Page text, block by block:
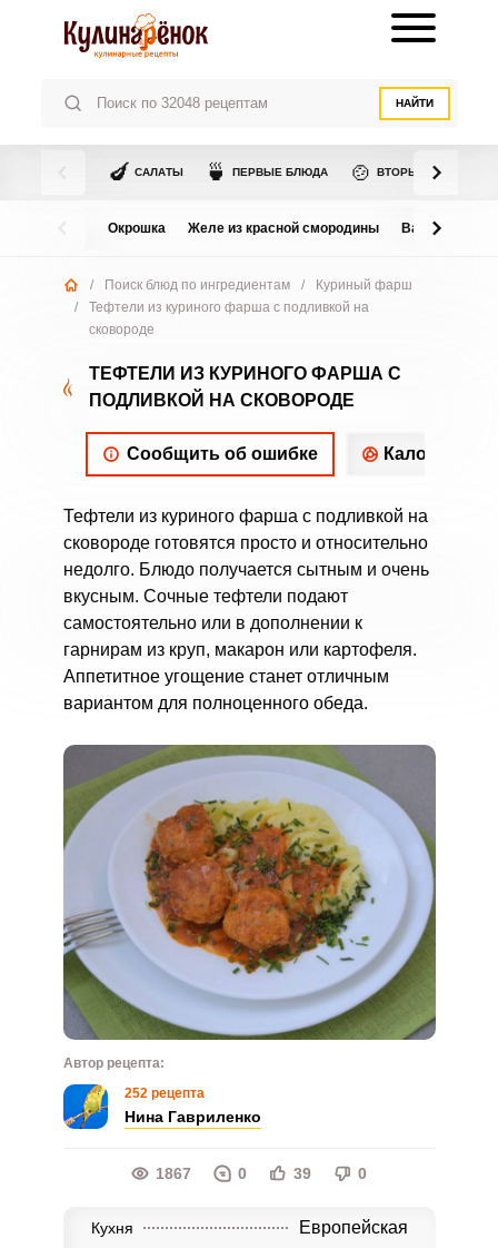
НАЙТИ
🍆 САЛАТЫ 🍵 ПЕРВЫЕ БЛЮДА 🍲 ВТОРЫЕ БЛЮДА
Окрошка Желе из красной смородины Варенье из
/ Поиск блюд по ингредиентам /
Куриный фарш
/
Тефтели из куриного фарша с подливкой на
сковороде
ТЕФТЕЛИ ИЗ КУРИНОГО ФАРША С
ПОДЛИВКОЙ НА СКОВОРОДЕ
Сообщить об ошибке
Тефтели из куриного фарша с подливкой на
сковороде готовятся просто и относительно
недолго. Блюдо получается сытным и очень
вкусным. Сочные тефтели подают
самостоятельно или в дополнении к
гарнирам из круп, макарон или картофеля.
Аппетитное угощение станет отличным
вариантом для полноценного обеда.
Автор рецепта:
252 рецепта
Нина Гавриленко
1867 0 39 0
Кухня Европейская